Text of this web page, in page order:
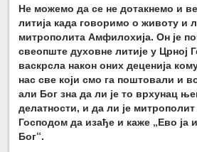
Не можемо да се не дотакнемо и
литија када говоримо о животу и
митрополита Амфилохија. Он је
свеопште духовне литије у Црној
васкрсла након оних деценија
нас све који смо га поштовали и
али Бог зна да ли је то врхунац
делатности, и да ли је
Господом да изађе и каже „Ево ја
Бог“.